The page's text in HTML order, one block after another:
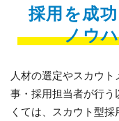
採用を成
ノウ
人材の選定やスカウ
事・採用担当者が行
くては、スカウト型